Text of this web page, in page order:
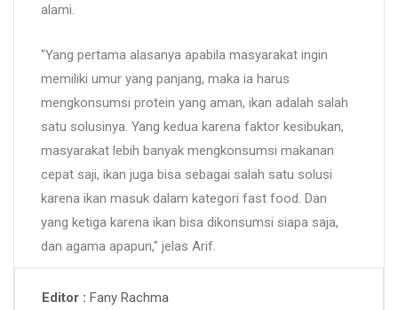
alami.
"Yang pertama alasanya apabila masyarakat ingin
memiliki umur yang panjang, maka ia harus
mengkonsumsi protein yang aman, ikan adalah salah
satu solusinya. Yang kedua karena faktor kesibukan,
masyarakat lebih banyak mengkonsumsi makanan
cepat saji, ikan juga bisa sebagai salah satu solusi
karena ikan masuk dalam kategori fast food. Dan
yang ketiga karena ikan bisa dikonsumsi siapa saja,
dan agama apapun," jelas Arif.
Editor Fany Rachma